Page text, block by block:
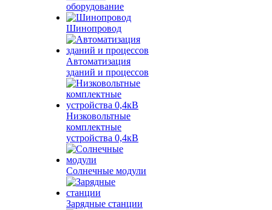
оборудование
Шинопровод
Автоматизация
зданий и процессов
Низковольтные
комплектные
устройства 0,4кВ
Солнечные модули
Зарядные станции